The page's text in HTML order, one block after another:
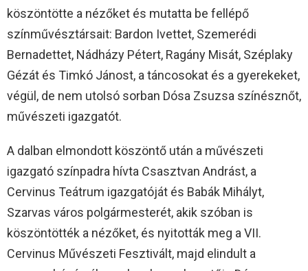
köszöntötte a nézőket és mutatta be fellépő
színművésztársait: Bardon Ivettet, Szemerédi
Bernadettet, Nádházy Pétert, Ragány Misát, Széplaky
Gézát és Timkó Jánost, a táncosokat és a gyerekeket,
végül, de nem utolsó sorban Dósa Zsuzsa színésznőt,
művészeti igazgatót.
A dalban elmondott köszöntő után a művészeti
igazgató színpadra hívta Csasztvan Andrást, a
Cervinus Teátrum igazgatóját és Babák Mihályt,
Szarvas város polgármesterét, akik szóban is
köszöntötték a nézőket, és nyitották meg a VII.
Cervinus Művészeti Fesztivált, majd elindult a